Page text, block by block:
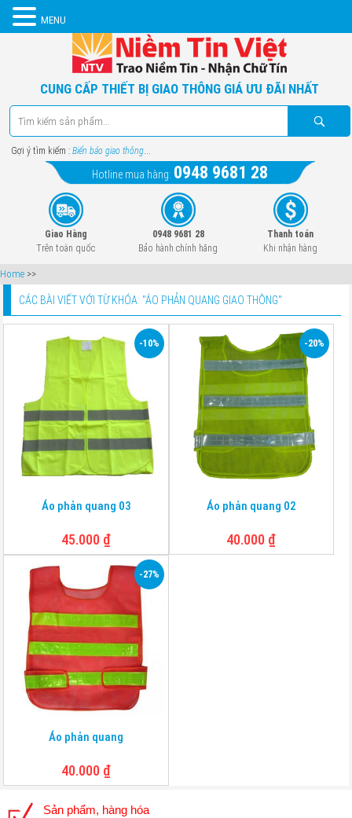
CUNG CẤP THIẾT BỊ GIAO THÔNG GIÁ ƯU ĐÃI NHẤT
Gợi ý tìm kiếm : Biển báo giao thông...
Hotline mua hàng: 0948 9681 28
Giao Hàng
Trên toàn quốc
0948 9681 28
Bảo hành chính hãng
Thanh toán
Khi nhận hàng
Home >>
CÁC BÀI VIẾT VỚI TỪ KHÓA: "ÁO PHẢN QUANG GIAO THÔNG"
-10%
Áo phản quang 03
45.000 ₫
-20%
Áo phản quang 02
40.000 ₫
-27%
Áo phản quang
40.000 ₫
Sản phẩm, hàng hóa
MENU